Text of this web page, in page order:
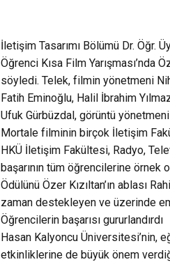
İletişim Tasarımı Bölümü Dr. Öğr.
Öğrenci Kısa Film Yarışması’nda
söyledi. Telek, filmin yönetmeni
Fatih Eminoğlu, Halil İbrahim
Ufuk Gürbüzdal, görüntü
Mortale filminin birçok İletişim
HKÜ İletişim Fakültesi, Radyo,
başarının tüm öğrencilerine örnek
Ödülünü Özer Kızıltan’ın ablası
zaman destekleyen ve üzerinde
Öğrencilerin başarısı gururlandırdı
Hasan Kalyoncu Üniversitesi’nin,
etkinliklerine de büyük önem